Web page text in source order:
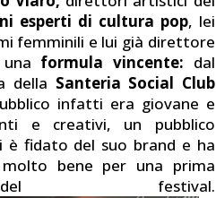
esperti di cultura pop, lei
femminili e lui già direttore
formula vincente: dal
della Santeria Social Club
infatti era giovane e
e creativi, un pubblico
è fidato del suo brand e ha
bene per una prima
festival.